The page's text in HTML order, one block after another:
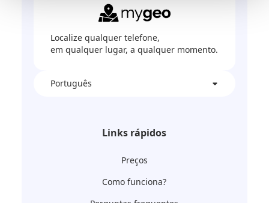
Localize qualquer telefone,
em qualquer lugar, a qualquer momento.
Português
Links rápidos
Preços
Como funciona?